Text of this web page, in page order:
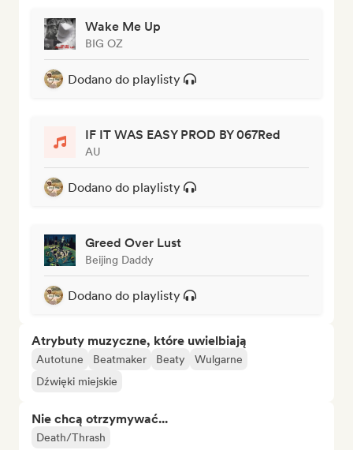
Wake Me Up
BIG OZ
Dodano do playlisty
IF IT WAS EASY PROD BY 067Red
AU
Dodano do playlisty
Greed Over Lust
Beijing Daddy
Dodano do playlisty
Atrybuty muzyczne, które uwielbiają
Autotune Beatmaker Beaty
Wulgarne
Dźwięki miejskie
Nie chcą otrzymywać...
Death/Thrash